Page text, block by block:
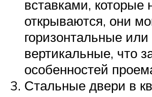
вставками, которые
открываются, они
горизонтальные или
вертикальные, что
особенностей
Стальные двери в